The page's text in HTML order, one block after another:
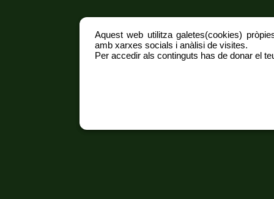
Aquest web utilitza galetes(cookies)
amb xarxes socials i anàlisi de visites.
Per accedir als continguts has de donar el